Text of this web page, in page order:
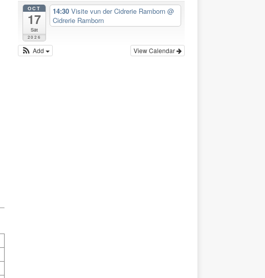
OCT
17
Sat
2026
14:30Visite vun der Cidrerie Ramborn@
Cidrerie Ramborn
View Calendar
Add